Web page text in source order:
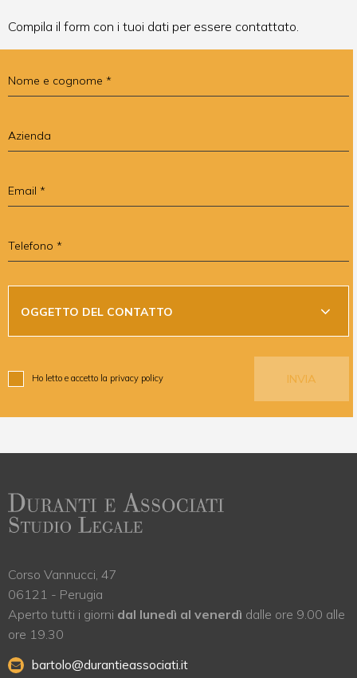
Compila il form con i tuoi dati per essere contattato.
Nome e cognome
Azienda
Email
Telefono
OGGETTO DEL CONTATTO
Ho letto e accetto la privacy policy
Corso Vannucci, 47
06121 - Perugia
Aperto tutti i giorni dal lunedì al venerdì dalle ore 9.00 alle
ore 19.30
bartolo@durantieassociati.it